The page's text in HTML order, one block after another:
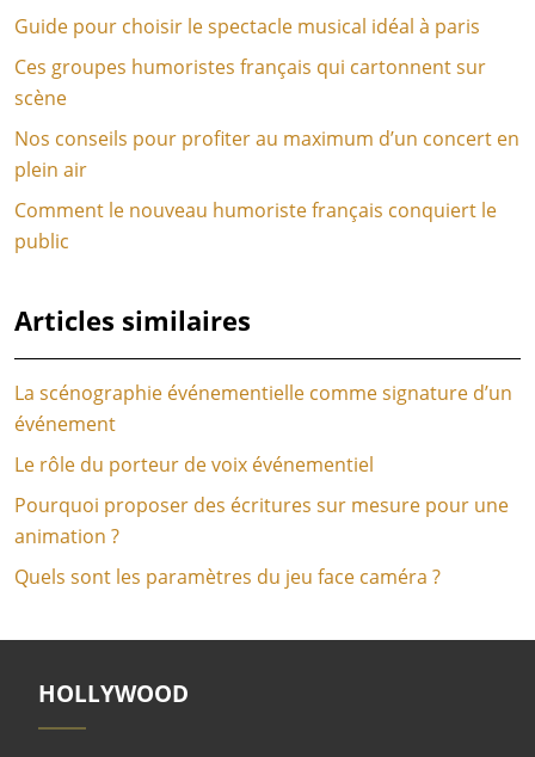
Guide pour choisir le spectacle musical idéal à paris
Ces groupes humoristes français qui cartonnent sur
scène
Nos conseils pour profiter au maximum d’un concert en
plein air
Comment le nouveau humoriste français conquiert le
public
Articles similaires
La scénographie événementielle comme signature d’un
événement
Le rôle du porteur de voix événementiel
Pourquoi proposer des écritures sur mesure pour une
animation ?
Quels sont les paramètres du jeu face caméra ?
HOLLYWOOD